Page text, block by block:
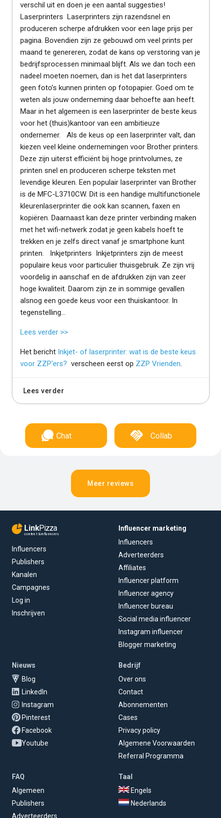
verschil uit en doen je een aantal suggesties!
Laserprinters Laserprinters zijn razendsnel en
produceren scherpe afdrukken voor een lage prijs per
pagina. Bovendien zijn ze gebouwd om veel prints per
maand te genereren, zodat de kans op verstoring van je
bedrijfsprocessen minimaal blijft. Als we dan toch een
nadeel moeten noemen, dan is het dat laserprinters
geen foto’s kunnen printen op fotopapier. Goed om te
weten als jouw onderneming daar behoefte aan heeft.
Maar in het algemeen is een laserprinter de beste keus
voor het (thuis)kantoor van een ambitieuze
ondernemer. Als de keus op een laserprinter valt, dan
kiezen veel kleine ondernemingen voor Brother printers.
Deze zijn uiterst efficiënt bij hoge printvolumes, ze
printen snel en produceren scherpe teksten met
levendige kleuren. Een populair laserprinter van Brother
is de MFC-L3710CW. Dit is een handige multifunctionele
kleurenlaserprinter die ook kan scannen, faxen en
kopiëren. Daarnaast kan deze printer verbinding maken
met het wifi-netwerk zodat je geen kabels hoeft te
trekken en je zelfs direct vanaf je smartphone kunt
printen. Inkjetprinters Inkjetprinters zijn de meest
populaire keus voor particulier thuisgebruik. Ze zijn vrij
voordelig in aanschaf en de afdrukken zijn van zeer
hoge kwaliteit. Daarom zijn ze in sommige gevallen
alsnog een goede keus voor een thuiskantoor. In
tegenstelling...
Lees verder >>
Het bericht Inkjet- of laserprinter: wat is de beste keus
voor ZZP‘ers? verscheen eerst op ZZP Vrienden
Lees verder
Chat Collab
Meer reviews
LinkPizza
content & influencers
Influencers
Publishers
Kanalen
Campagnes
Log in
Inschrijven
Influencer marketing
Influencers
Adverteerders
Affiliates
Influencer platform
Influencer agency
Influencer bureau
Social media influencer
Instagram influencer
Blogger marketing
Nieuws
Blog
LinkedIn
Instagram
Pinterest
Facebook
Youtube
Bedrijf
Over ons
Contact
Abonnementen
Cases
Privacy policy
Algemene Voorwaarden
Referral Programma
FAQ
Algemeen
Publishers
Adverteerders
Taal
Engels
Nederlands